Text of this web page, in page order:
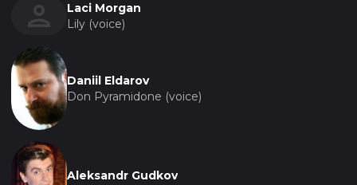
Laci Morgan
Lily (voice)
Daniil Eldarov
Don Pyramidone (voice)
Aleksandr Gudkov